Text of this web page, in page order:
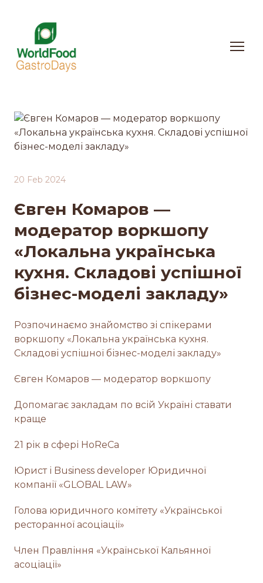
20 Feb 2024
Євген Комаров —
модератор воркшопу
«Локальна українська
кухня. Складові успішної
бізнес-моделі закладу»
Розпочинаємо знайомство зі спікерами
воркшопу «Локальна українська кухня.
Складові успішної бізнес-моделі закладу»
Євген Комаров — модератор воркшопу
Допомагає закладам по всій Україні ставати
краще
21 рік в сфері HoReCa
Юрист і Business developer Юридичної
компанії «GLOBAL LAW»
Голова юридичного комітету «Української
ресторанної асоціації»
Член Правління «Української Кальянної
асоціації»